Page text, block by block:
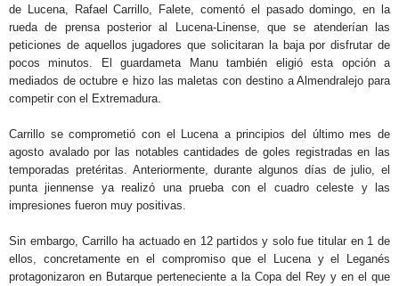
de Lucena, Rafael Carrillo, Falete, comentó el pasado domingo, en la
rueda de prensa posterior al Lucena-Linense, que se atenderían las
peticiones de aquellos jugadores que solicitaran la baja por disfrutar de
pocos minutos. El guardameta Manu también eligió esta opción a
mediados de octubre e hizo las maletas con destino a Almendralejo para
competir con el Extremadura.
Carrillo se comprometió con el Lucena a principios del último mes de
agosto avalado por las notables cantidades de goles registradas en las
temporadas pretéritas. Anteriormente, durante algunos días de julio, el
punta jiennense ya realizó una prueba con el cuadro celeste y las
impresiones fueron muy positivas.
Sin embargo, Carrillo ha actuado en 12 partidos y solo fue titular en 1 de
ellos, concretamente en el compromiso que el Lucena y el Leganés
protagonizaron en Butarque perteneciente a la Copa del Rey y en el que